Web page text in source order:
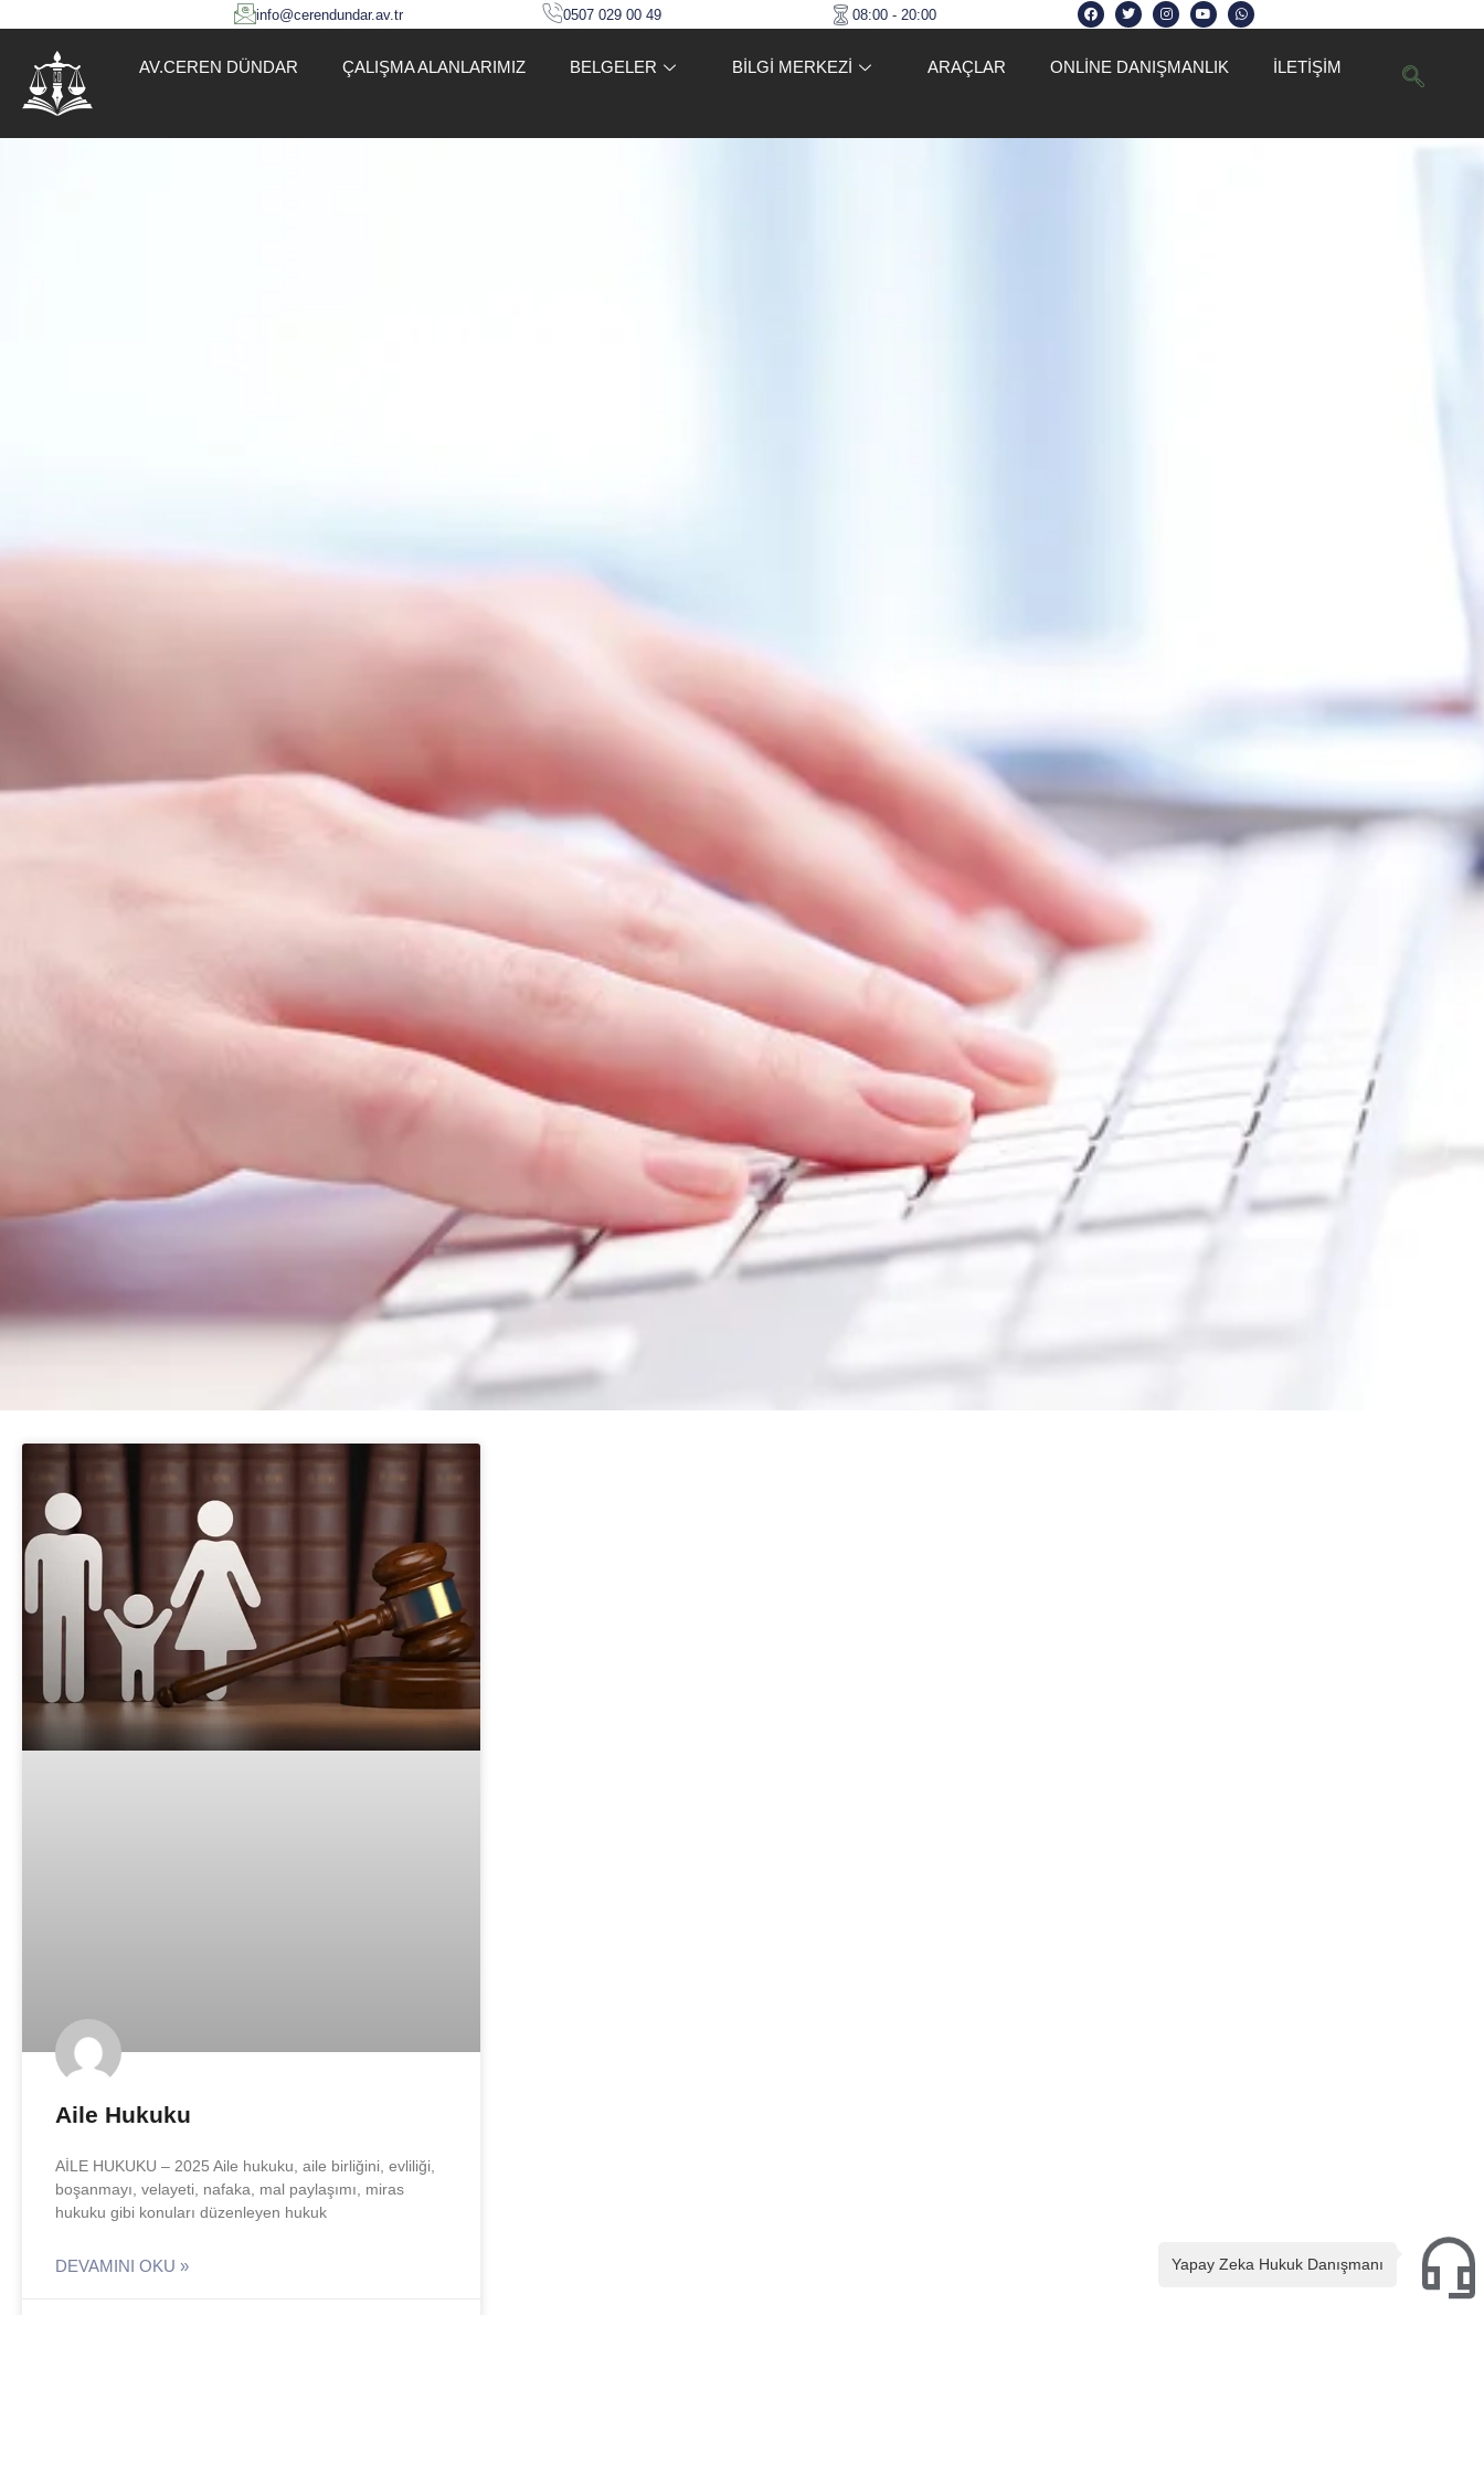
info@cerendundar.av.tr 0507 029 00 49 08:00 - 20:00
AV.CEREN DÜNDAR ÇALIŞMA ALANLARIMIZ BELGELER BİLGİ MERKEZİ ARAÇLAR ONLINE DANIŞMANLIK İLETİŞİM
Aile Hukuku
AİLE HUKUKU – 2025 Aile hukuku, aile birliğini, evliliği,
boşanmayı, velayeti, nafaka, mal paylaşımı, miras
hukuku gibi konuları düzenleyen hukuk
DEVAMINI OKU » Yapay Zeka Hukuk Danışmanı